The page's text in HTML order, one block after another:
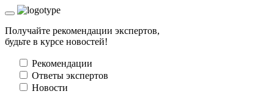
Получайте рекомендации экспертов,
будьте в курсе новостей!
Рекомендации
Ответы экспертов
Новости